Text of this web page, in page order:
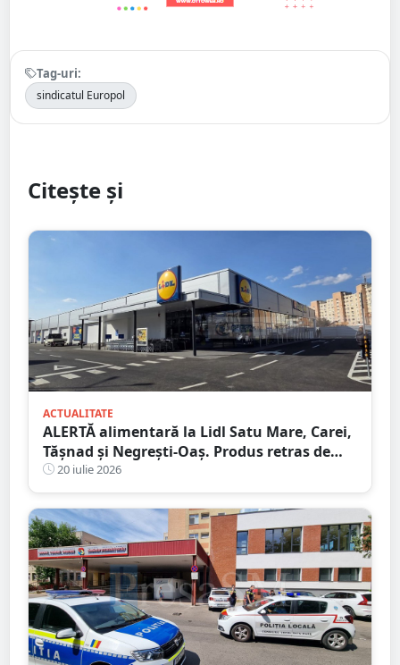
Tag-uri:
sindicatul Europol
Citește și
ACTUALITATE
ALERTĂ alimentară la Lidl Satu Mare, Carei,
Tășnad și Negrești-Oaș. Produs retras de
urgență, anunță DSVSA
20 iulie 2026